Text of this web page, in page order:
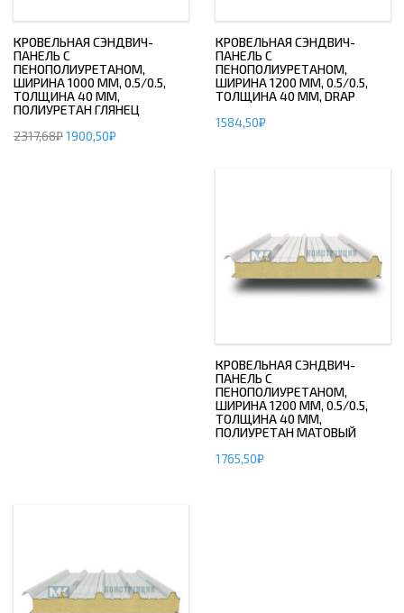
КРОВЕЛЬНАЯ СЭНДВИЧ-
ПАНЕЛЬ С
ПЕНОПОЛИУРЕТАНОМ,
ШИРИНА 1000 ММ, 0.5/0.5,
ТОЛЩИНА 40 ММ,
ПОЛИУРЕТАН ГЛЯНЕЦ
2317,68₽1900,50₽
КРОВЕЛЬНАЯ СЭНДВИЧ-
ПАНЕЛЬ С
ПЕНОПОЛИУРЕТАНОМ,
ШИРИНА 1200 ММ, 0.5/0.5,
ТОЛЩИНА 40 ММ, DRAP
1584,50₽
КРОВЕЛЬНАЯ СЭНДВИЧ-
ПАНЕЛЬ С
ПЕНОПОЛИУРЕТАНОМ,
ШИРИНА 1200 ММ, 0.5/0.5,
ТОЛЩИНА 40 ММ,
ПОЛИУРЕТАН МАТОВЫЙ
1765,50₽